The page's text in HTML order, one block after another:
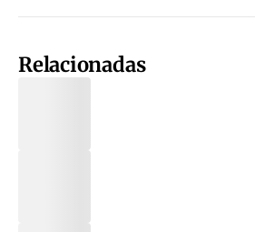
Relacionadas